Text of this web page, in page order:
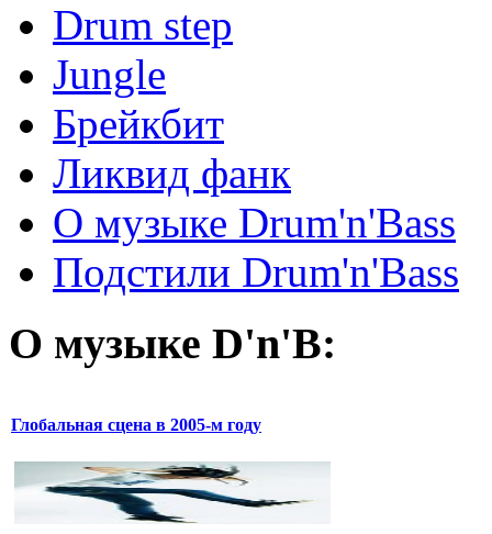
Drum step
Jungle
Брейкбит
Ликвид фанк
О музыке Drum'n'Bass
Подстили Drum'n'Bass
О музыке D'n'B:
Глобальная сцена в 2005-м году